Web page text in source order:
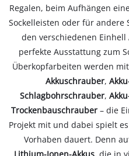
Regalen, beim Aufhängen
Sockelleisten oder für
den verschiedenen
perfekte Ausstattung zum
Überkopfarbeiten werden
Akkuschrauber,
Schlagbohrschrauber,
Trockenbauschrauber – die
Projekt mit und dabei spielt
Vorhaben dauert. Denn